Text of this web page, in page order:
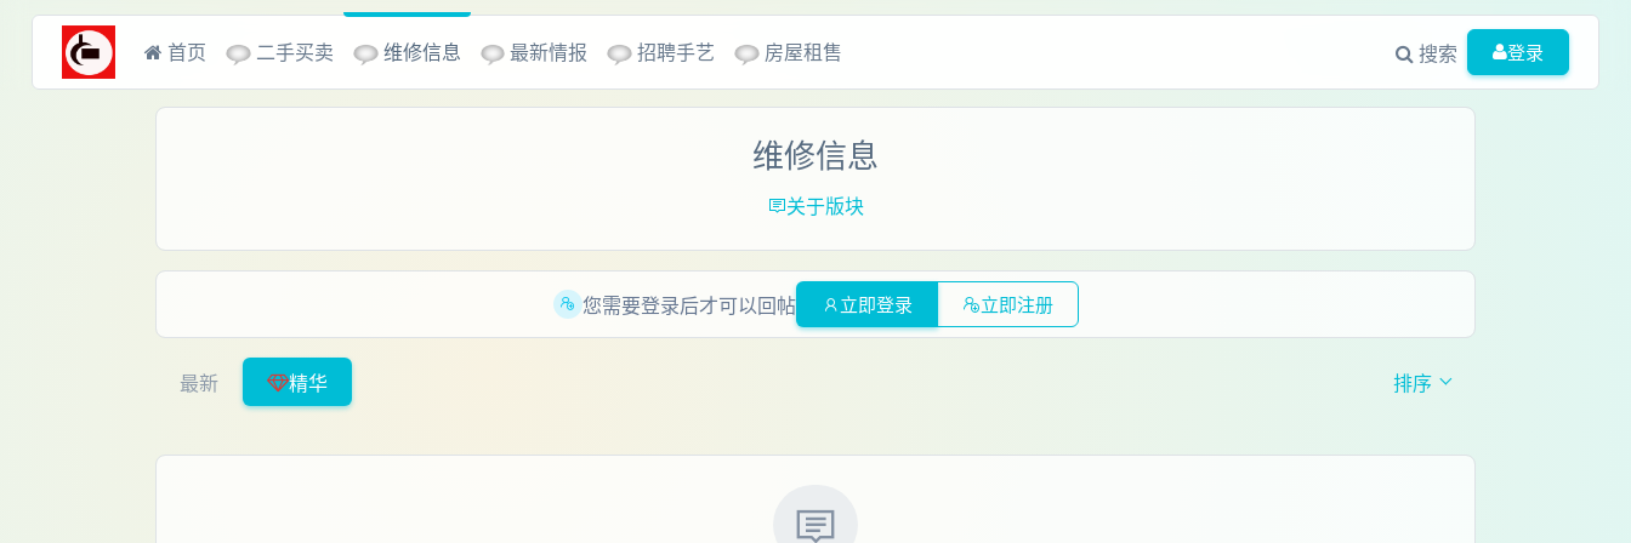
首页 二手买卖 维修信息 最新情报 招聘手艺 房屋租售 搜索 登录
维修信息
关于版块
您需要登录后才可以回帖 立即登录 立即注册
最新 精华 排序